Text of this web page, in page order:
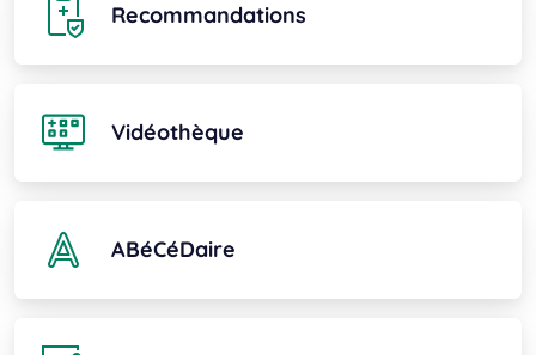
Recommandations
Vidéothèque
ABéCéDaire